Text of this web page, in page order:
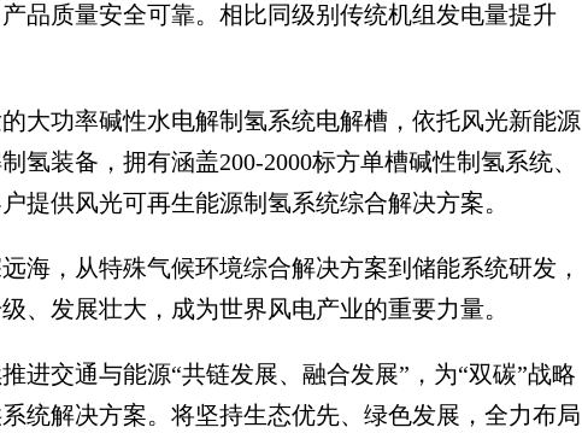
品质量安全可靠。相比同级别传统机组发电量提升
功率碱性水电解制氢系统电解槽，依托风光新能源
氢装备，拥有涵盖200-2000标方单槽碱性制氢系统、
提供风光可再生能源制氢系统综合解决方案。
，从特殊气候环境综合解决方案到储能系统研发，
、发展壮大，成为世界风电产业的重要力量。
交通与能源“共链发展、融合发展”，为“双碳”战略
统解决方案。将坚持生态优先、绿色发展，全力布局